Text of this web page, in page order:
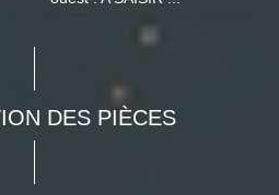
DES PIÈCES